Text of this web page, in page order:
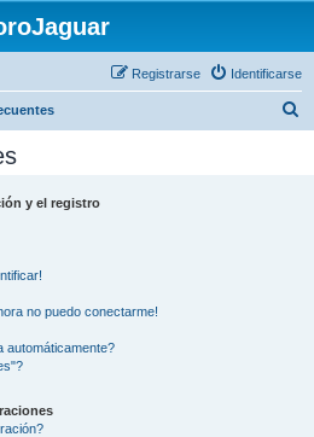
Identificarse
Registrarse
y el registro
no puedo conectarme!
automáticamente?